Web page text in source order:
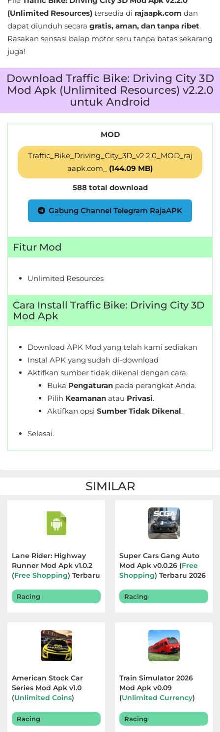
Personalisasi
Personalization
Photography
Productivity
Social
Sport
Sports
Local
Players
&
Editors
Rekomendasi
(Unlimited Resources) tersedia di rajaapk.com dan
dapat diunduh secara gratis, aman, dan tanpa ribet.
Rasakan sensasi balap motor seru tanpa batas sekarang
juga!
Download Traffic Bike: Driving City 3D
Mod Apk (Unlimited Resources) v2.2.0
untuk Android
MOD
Traffic_Bike_Driving_City_3D_v2.2.0_MOD_raj
aapk.com_ (144.09 MB)
588 total download
Gabung Channel Telegram RajaAPK
Fitur Mod
Unlimited Resources
Cara Install Traffic Bike: Driving City 3D
Mod Apk
Download APK Mod yang telah kami sediakan
Instal APK yang sudah di-download
Aktifkan sumber tidak dikenal dengan cara:
Buka Pengaturan pada perangkat Anda.
Pilih Keamanan atau Privasi.
Aktifkan opsi Sumber Tidak Dikenal.
Selesai.
SIMILAR
Lane Rider: Highway
Runner Mod Apk v1.0.2
(Free Shopping) Terbaru
Racing
Super Cars Gang Auto
Mod Apk v0.0.26 (Free
Shopping) Terbaru 2026
Racing
American Stock Car
Series Mod Apk v1.0
(Unlimited Coins)
Racing
Train Simulator 2026
Mod Apk v0.09
(Unlimited Currency)
Racing